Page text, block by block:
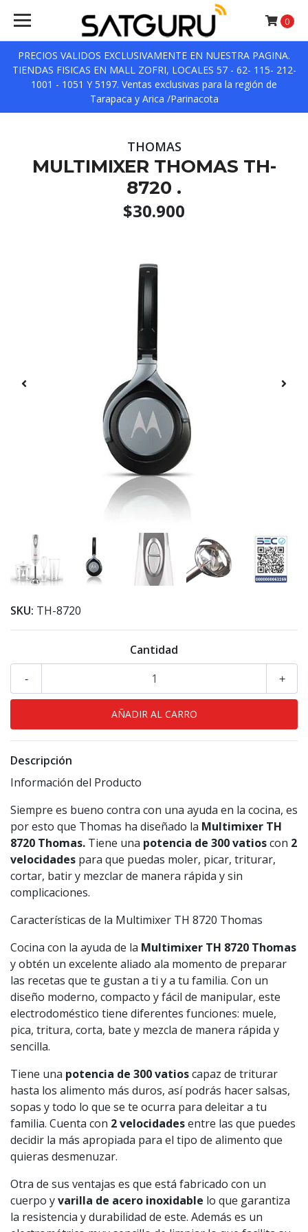
PRECIOS VALIDOS EXCLUSIVAMENTE EN NUESTRA PAGINA.
TIENDAS FISICAS EN MALL ZOFRI, LOCALES 57 - 62- 115- 212-
1001 - 1051 Y 5197. Ventas exclusivas para la región de
Tarapaca y Arica /Parinacota
0
THOMAS
MULTIMIXER THOMAS TH-
8720 .
$30.900
SKU: TH-8720
Cantidad
+
-
Descripción
Información del Producto
Siempre es bueno contra con una ayuda en la cocina, es
por esto que Thomas ha diseñado la Multimixer TH
8720 Thomas. Tiene una potencia de 300 vatioscon 2
velocidades para que puedas moler, picar, triturar,
cortar, batir y mezclar de manera rápida y sin
complicaciones.
Características de la Multimixer TH 8720 Thomas
Cocina con la ayuda de la Multimixer TH 8720 Thomas
y obtén un excelente aliado ala momento de preparar
las recetas que te gustan a ti y a tu familia. Con un
diseño moderno, compacto y fácil de manipular, este
electrodoméstico tiene diferentes funciones: muele,
pica, tritura, corta, bate y mezcla de manera rápida y
sencilla.
Tiene una potencia de 300 vatioscapaz de triturar
hasta los alimento más duros, así podrás hacer salsas,
sopas y todo lo que se te ocurra para deleitar a tu
familia. Cuenta con 2 velocidadesentre las que puedes
decidir la más apropiada para el tipo de alimento que
quieras desmenuzar.
Otra de sus ventajas es que está fabricado con un
cuerpo yvarilla de acero inoxidable lo que garantiza
la resistencia y durabilidad de este. Además es un